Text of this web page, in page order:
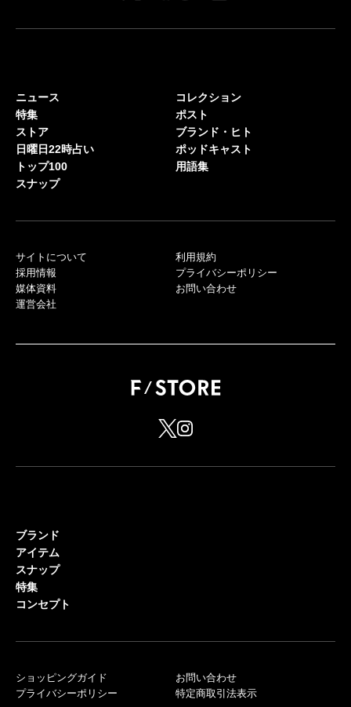
ニュース
特集
ストア
日曜日22時占い
トップ100
スナップ
コレクション
ポスト
ブランド・ヒト
ポッドキャスト
用語集
サイトについて
採用情報
媒体資料
運営会社
利用規約
プライバシーポリシー
お問い合わせ
ブランド
アイテム
スナップ
特集
コンセプト
ショッピングガイド
プライバシーポリシー
お問い合わせ
特定商取引法表示